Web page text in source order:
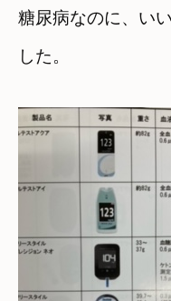
糖尿病なのに、い
した。